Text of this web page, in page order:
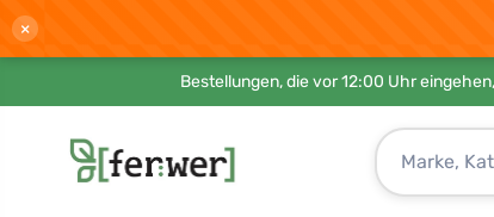
×
Bestellungen, die vor 12:00 Uhr